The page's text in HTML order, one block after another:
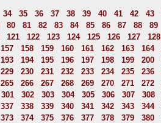
34 35 36 37 38 39 40 41 42 43
80 81 82 83 84 85 86 87 88 89
121 122 123 124 125 126 127 128
157 158 159 160 161 162 163 164
193 194 195 196 197 198 199 200
229 230 231 232 233 234 235 236
265 266 267 268 269 270 271 272
301 302 303 304 305 306 307 308
337 338 339 340 341 342 343 344
373 374 375 376 377 378 379 380